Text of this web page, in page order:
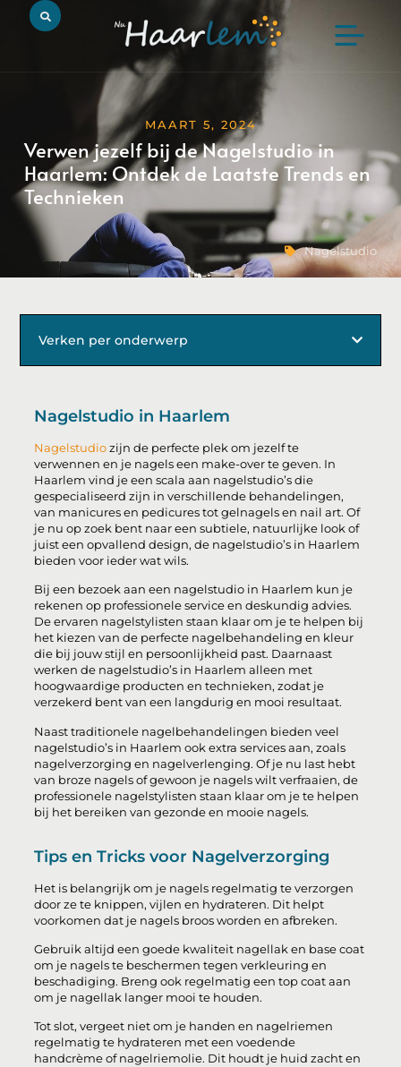
MAART 5, 2024
Verwen jezelf bij de Nagelstudio in
Haarlem: Ontdek de Laatste Trends en
Technieken
Nagelstudio
Nagelstudio in Haarlem
Nagelstudio zijn de perfecte plek om jezelf te
verwennen en je nagels een make-over te geven. In
Haarlem vind je een scala aan nagelstudio’s die
gespecialiseerd zijn in verschillende behandelingen,
van manicures en pedicures tot gelnagels en nail art. Of
je nu op zoek bent naar een subtiele, natuurlijke look of
juist een opvallend design, de nagelstudio’s in Haarlem
bieden voor ieder wat wils.
Bij een bezoek aan een nagelstudio in Haarlem kun je
rekenen op professionele service en deskundig advies.
De ervaren nagelstylisten staan klaar om je te helpen bij
het kiezen van de perfecte nagelbehandeling en kleur
die bij jouw stijl en persoonlijkheid past. Daarnaast
werken de nagelstudio’s in Haarlem alleen met
hoogwaardige producten en technieken, zodat je
verzekerd bent van een langdurig en mooi resultaat.
Naast traditionele nagelbehandelingen bieden veel
nagelstudio’s in Haarlem ook extra services aan, zoals
nagelverzorging en nagelverlenging. Of je nu last hebt
van broze nagels of gewoon je nagels wilt verfraaien, de
professionele nagelstylisten staan klaar om je te helpen
bij het bereiken van gezonde en mooie nagels.
Tips en Tricks voor Nagelverzorging
Het is belangrijk om je nagels regelmatig te verzorgen
door ze te knippen, vijlen en hydrateren. Dit helpt
voorkomen dat je nagels broos worden en afbreken.
Gebruik altijd een goede kwaliteit nagellak en base coat
om je nagels te beschermen tegen verkleuring en
beschadiging. Breng ook regelmatig een top coat aan
om je nagellak langer mooi te houden.
Tot slot, vergeet niet om je handen en nagelriemen
regelmatig te hydrateren met een voedende
handcrème of nagelriemolie. Dit houdt je huid zacht en
Verken per onderwerp